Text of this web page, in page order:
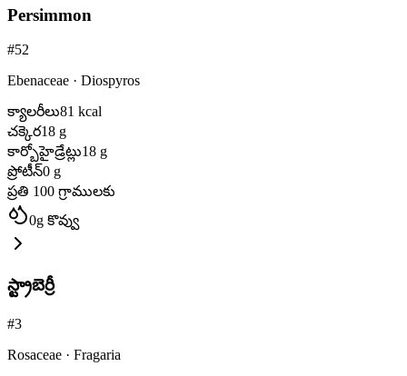
Persimmon
#52
Ebenaceae · Diospyros
క్యాలరీలు81 kcal
చక్కెర18 g
కార్బోహైడ్రేట్లు18 g
ప్రోటీన్0 g
ప్రతి 100 గ్రాములకు
0g కొవ్వు
స్ట్రాబెర్రీ
#3
Rosaceae · Fragaria